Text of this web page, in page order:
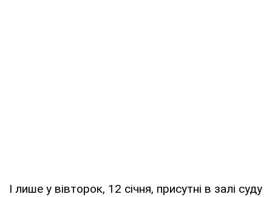
І лише у вівторок, 12 січня, присутні в залі суду